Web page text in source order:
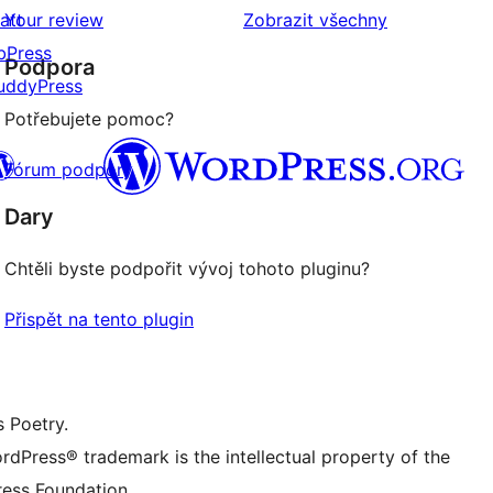
hodnocení
Your review Zobrazit všechnyrecenze
Podpora
Potřebujete pomoc?
Fórum podpory
Dary
Chtěli byste podpořit vývoj tohoto pluginu?
Přispět na tento plugin
Twitter)
účet
Mastodon
účet
na Facebooku
účet
účet
Poetry.
trademark is the intellectual property of the